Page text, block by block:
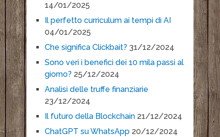
14/01/2025
Il perfetto curriculum ai tempi di AI
04/01/2025
Che significa Clickbait? 31/12/2024
Sono veri i benefici dei 10 mila passi al
giorno? 25/12/2024
Analisi delle truffe finanziarie
23/12/2024
Il futuro della Blockchain 21/12/2024
ChatGPT su WhatsApp 20/12/2024